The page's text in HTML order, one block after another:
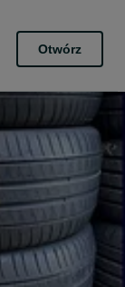
Otwórz